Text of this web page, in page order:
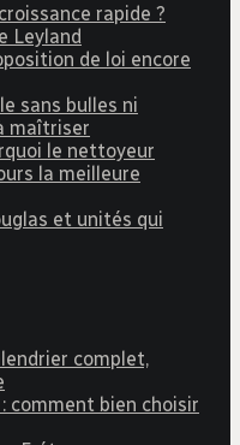
rapide ?
Leyland
de loi encore
sans bulles ni
maîtriser
le nettoyeur
la meilleure
et unités qui
complet,
comment bien choisir